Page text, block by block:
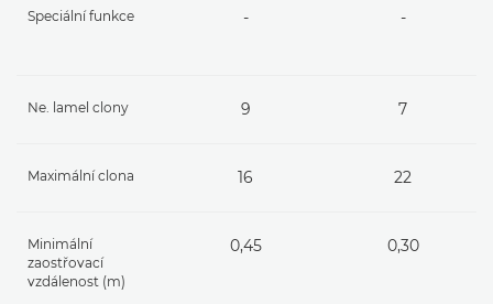
Speciální funkce - -
Ne. lamel clony 9 7
Maximální clona 16 22
Minimální
zaostřovací
vzdálenost (m)
0,45 0,30